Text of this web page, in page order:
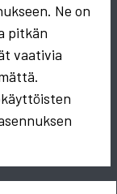
Ne on
pitkän
vaativia